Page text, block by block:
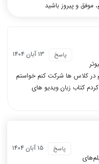
موفق و پیروز باشید
13 آبان 1404 پاسخ
در کلاس ها شرکت کنم خواستم
کتاب زبان ویدیو های
15 آبان 1404 پاسخ